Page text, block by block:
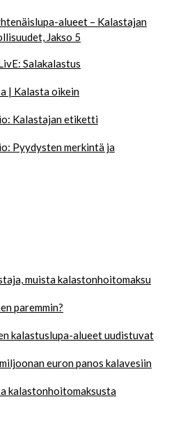
alueet – Kalastajan
Jakso 5
Salakalastus
| Kalasta oikein
Kalastajan etiketti
Pyydysten merkintä ja
muista kalastonhoitomaksu
paremmin?
kalastuslupa-alueet uudistuvat
euron panos kalavesiin
kalastonhoitomaksusta